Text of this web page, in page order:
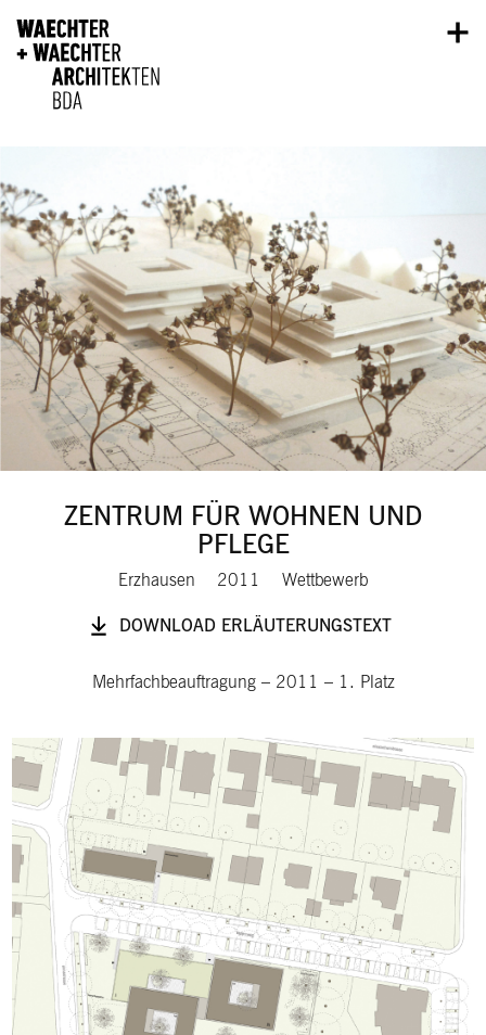
ZENTRUM FÜR WOHNEN UND
PFLEGE
Erzhausen 2011 Wettbewerb
DOWNLOAD ERLÄUTERUNGSTEXT
Mehrfachbeauftragung– 2011 – 1. Platz